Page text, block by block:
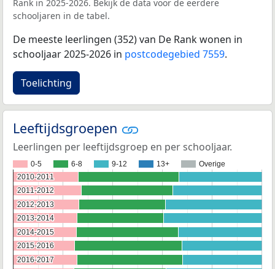
Rank in 2025-2026. Bekijk de data voor de eerdere
schooljaren in de tabel.
De meeste leerlingen (352) van De Rank wonen in
schooljaar 2025-2026 in postcodegebied 7559.
Toelichting
Leeftijdsgroepen
Leerlingen per leeftijdsgroep en per schooljaar.
0-5 6-8 9-12 13+
Overige
2010-2011
2010-2011
2011-2012
2011-2012
2012-2013
2012-2013
2013-2014
2013-2014
2014-2015
2014-2015
2015-2016
2015-2016
2016-2017
2016-2017